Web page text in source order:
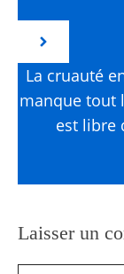
La cruauté
manque tout
est libre
Laisser un